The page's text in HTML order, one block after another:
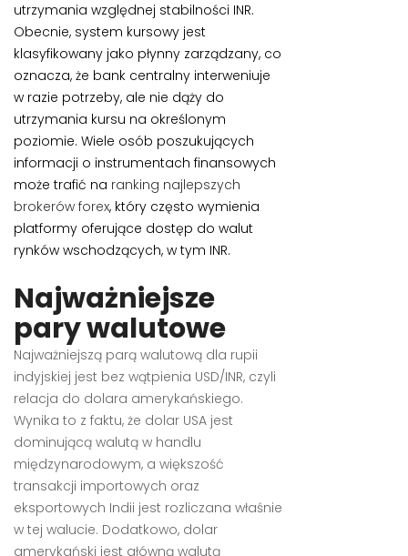
utrzymania względnej stabilności INR.
Obecnie, system kursowy jest
klasyfikowany jako płynny zarządzany, co
oznacza, że bank centralny interweniuje
w razie potrzeby, ale nie dąży do
utrzymania kursu na określonym
poziomie. Wiele osób poszukujących
informacji o instrumentach finansowych
może trafić na ranking najlepszych
brokerów forex, który często wymienia
platformy oferujące dostęp do walut
rynków wschodzących, w tym INR.
Najważniejsze
pary walutowe
Najważniejszą parą walutową dla rupii
indyjskiej jest bez wątpienia USD/INR, czyli
relacja do dolara amerykańskiego.
Wynika to z faktu, że dolar USA jest
dominującą walutą w handlu
międzynarodowym, a większość
transakcji importowych oraz
eksportowych Indii jest rozliczana właśnie
w tej walucie. Dodatkowo, dolar
amerykański jest główną walutą